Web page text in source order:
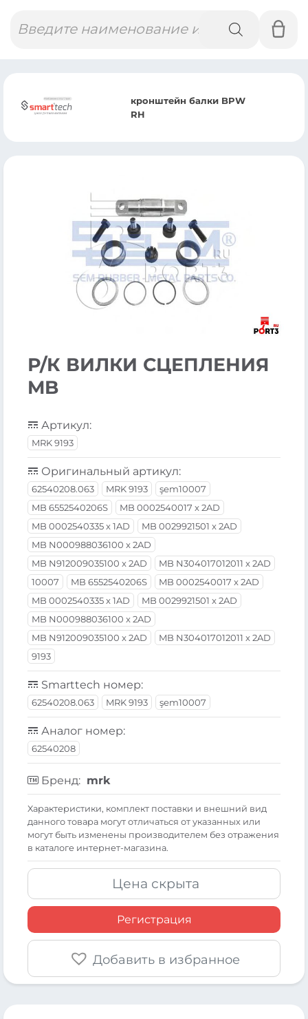
товаров
кронштейн балки BPW
RH
Р/К ВИЛКИ СЦЕПЛЕНИЯ
MB
Артикул:
MRK 9193
Оригинальный артикул:
62540208.063 MRK 9193
şem10007
MB 6552540206S
MB 0002540017 x 2AD
MB 0002540335 x 1AD
MB 0029921501 x 2AD
MB N000988036100 x 2AD
MB N912009035100 x 2AD
MB N304017012011 x 2AD
10007
MB 6552540206S
MB 0002540017 x 2AD
MB 0002540335 x 1AD
MB 0029921501 x 2AD
MB N000988036100 x 2AD
MB N912009035100 x 2AD
MB N304017012011 x 2AD
9193
Smarttech номер:
62540208.063 MRK 9193 şem10007
Аналог номер:
62540208
Бренд: mrk
Xарактеристики, комплект поставки и внешний вид
данного товара могут отличаться от указанных или
могут быть изменены производителем без отражения
в каталоге интернет-магазина.
Цена скрыта
Регистрация
Добавить в избранное